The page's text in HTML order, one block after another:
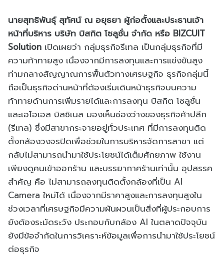
นายสุทธิพันธุ์ สุทัศน์ ณ อยุธยา ผู้ก่อตั้งและประธานเจ้า
หน้าที่บริหาร บริษัท บิสกิต โซลูชั่น จำกัด หรือ BIZCUIT
Solution เปิดเผยว่า กลุ่มธุรกิจรีเทล เป็นกลุ่มธุรกิจที่มี
ความท้าทายสูง เนื่องจากมีการลงทุนและการแข่งขันสูง
ท่ามกลางสัญญาณการฟื้นตัวทางเศรษฐกิจ ธุรกิจกลุ่มนี้
ถือเป็นธุรกิจด่านหน้าที่ต้องเริ่มเดินหน้าธุรกิจบนความ
ท้าทายด้านการเพิ่มรายได้และการลงทุน บิสกิต โซลูชั่น
และเอไอเอส บิสซิเนส มองเห็นช่องว่างของธุรกิจค้าปลีก
(รีเทล) ซึ่งมีสาขากระจายอยู่ทั่วประเทศ ที่มีการลงทุนติด
ตั้งกล้องวงจรปิดเพื่อช่วยในการบริหารจัดการสาขา แต่
กลับไม่สามารถนำมาใช้ประโยชน์ได้เต็มศักยภาพ ใช้งาน
เพียงดูคนเข้าออกร้าน และบรรยากาศร้านเท่านั้น อุปสรรค
สำคัญ คือ ไม่สามารถลงทุนติดตั้งกล้องที่เป็น AI
Camera ใหม่ได้ เนื่องจากมีราคาสูงและการลงทุนสูงใน
ช่วงเวลาที่เศรษฐกิจมีความผันผวนเป็นสิ่งที่ผู้ประกอบการ
ยังต้องระมัดระวัง ประกอบกับกล้อง AI ในตลาดปัจจุบัน
ยังมีข้อจำกัดในการวิเคราะห์ข้อมูลเพื่อการนำมาใช้ประโยชน์
ต่อธุรกิจ